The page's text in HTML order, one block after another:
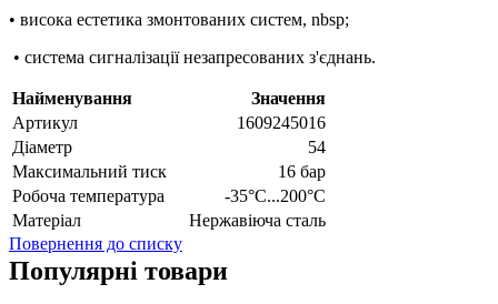
• висока естетика змонтованих систем, nbsp;
• система сигналізації незапресованих з'єднань.
Найменування
Значення
Артикул
1609245016
Діаметр
54
Максимальний тиск
16 бар
Робоча температура
-35°C...200°C
Матеріал
Нержавіюча сталь
Повернення до списку
Популярні товари